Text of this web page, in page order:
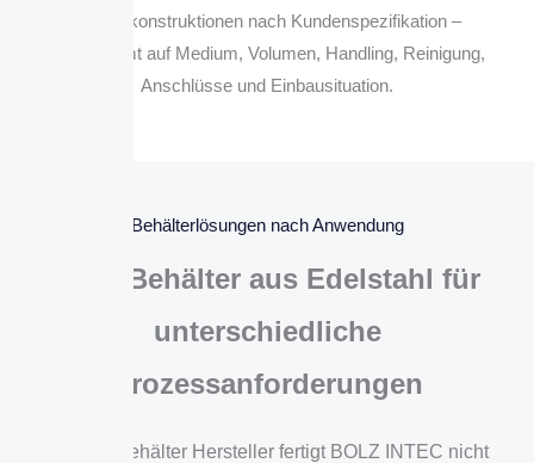
Sonderkonstruktionen nach Kundenspezifikation –
abgestimmt auf Medium, Volumen, Handling, Reinigung,
Anschlüsse und Einbausituation.
Behälterlösungen nach Anwendung
GMP Behälter aus Edelstahl für
unterschiedliche
Prozessanforderungen
Als GMP Behälter Hersteller fertigt BOLZ INTEC nicht